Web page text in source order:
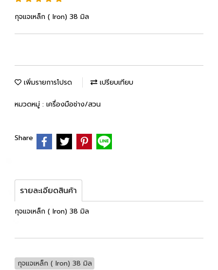
กุจแจเหล็ก ( Iron) 38 มิล
เพิ่มรายการโปรด เปรียบเทียบ
หมวดหมู่ : เครื่องมือช่าง/สวน
Share
รายละเอียดสินค้า
กุจแจเหล็ก ( Iron) 38 มิล
กุจแจเหล็ก ( Iron) 38 มิล